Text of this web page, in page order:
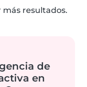
resultados.
de
en